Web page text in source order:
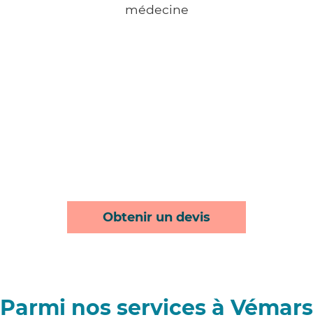
médecine
Obtenir un devis
Parmi nos services à Vémars